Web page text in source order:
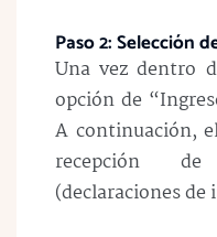
Paso 2: Selección
Una vez dentro
opción de
A continuación,
recepción
(declaraciones de